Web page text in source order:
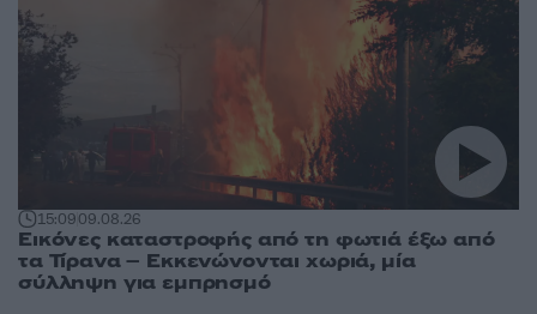
15:0909.08.26
Εικόνες καταστροφής από τη φωτιά έξω από
τα Τίρανα – Εκκενώνονται χωριά, μία
σύλληψη για εμπρησμό